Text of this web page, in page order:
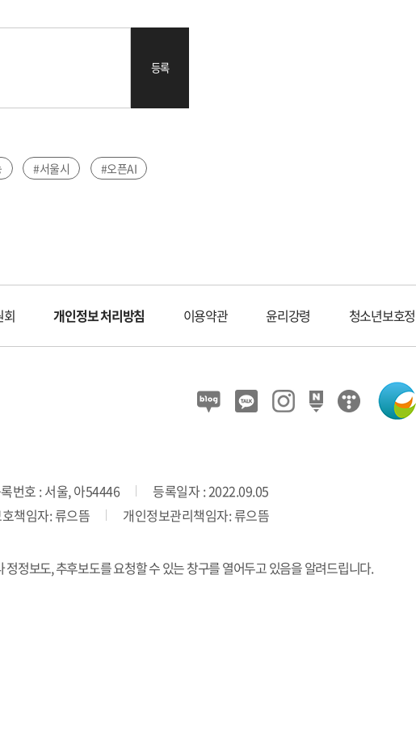
등록
#서울시
#오픈AI
회 개인정보 처리방침 이용약관 윤리강령 청소년보호
번호 : 서울, 아54446
등록일자 : 2022.09.05
책임자: 류으뜸 개인정보관리책임자: 류으뜸
정보도, 추후보도를 요청할 수 있는 창구를 열어두고 있음을 알려드립니다.